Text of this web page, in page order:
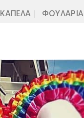
ΚΑΠΈΛΑ ΦΟΥΛΆΡΙΑ